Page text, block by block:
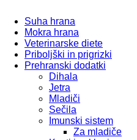
Suha hrana
Mokra hrana
Veterinarske diete
Priboljški in prigrizki
Prehranski dodatki
Dihala
Jetra
Mladiči
Sečila
Imunski sistem
Za mladiče